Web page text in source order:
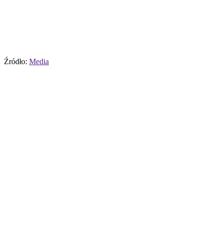
Źródło: Media